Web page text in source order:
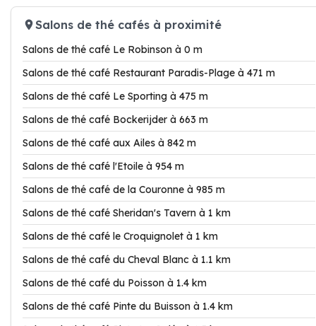
Salons de thé cafés à proximité
Salons de thé café Le Robinson à 0 m
Salons de thé café Restaurant Paradis-Plage à 471 m
Salons de thé café Le Sporting à 475 m
Salons de thé café Bockerijder à 663 m
Salons de thé café aux Ailes à 842 m
Salons de thé café l'Etoile à 954 m
Salons de thé café de la Couronne à 985 m
Salons de thé café Sheridan's Tavern à 1 km
Salons de thé café le Croquignolet à 1 km
Salons de thé café du Cheval Blanc à 1.1 km
Salons de thé café du Poisson à 1.4 km
Salons de thé café Pinte du Buisson à 1.4 km